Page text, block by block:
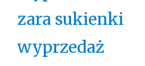
zara sukienki
wyprzedaż